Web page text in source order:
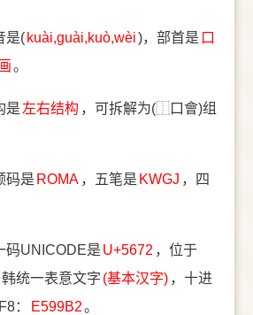
是( kuài,guài,kuò,wèi)，部首是 ⼝
。
是 左右结构 ，可拆解为(⿰口會)组
码是 ROMA ，五笔是 KWGJ ，四
码UNICODE是 U+5672 ，位于
统一表意文字 (基本汉字) ，十进
： E599B2。